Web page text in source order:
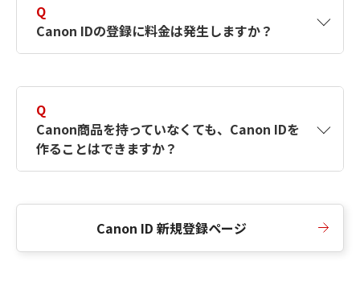
択したサービスから取得します。アカウントを
簡単に作成できるように、この情報を使用して
Canon IDの登録フォームを入力します。
Q
Canon IDの登録に料金は発生しますか？
Q
Canon商品を持っていなくても、Canon IDを
作ることはできますか？
Canon ID 新規登録ページ